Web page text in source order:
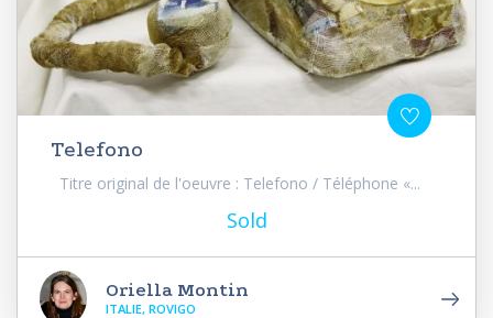
Telefono
Titre original de l'oeuvre : Telefono / Téléphone «...
Sold
Oriella Montin
ITALIE, ROVIGO